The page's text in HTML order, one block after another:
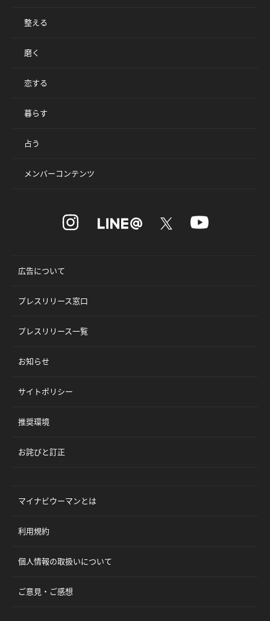
整える
磨く
恋する
暮らす
占う
メンバーコンテンツ
広告について
プレスリリース窓口
プレスリリース一覧
お知らせ
サイトポリシー
推奨環境
お詫びと訂正
マイナビウーマンとは
利用規約
個人情報の取扱いについて
ご意見・ご感想